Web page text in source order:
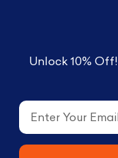
Unlock 10% Off!
Email